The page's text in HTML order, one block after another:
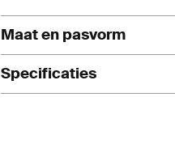
Maat en pasvorm
Specificaties